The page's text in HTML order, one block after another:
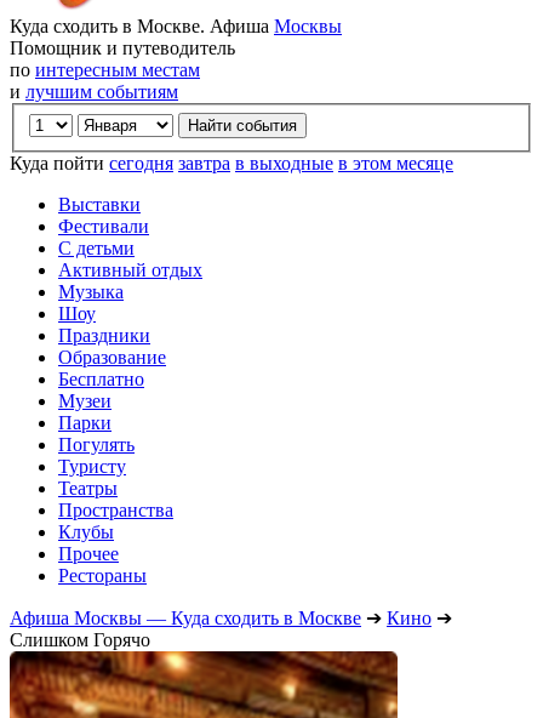
Куда сходить в Москве. Афиша Москвы
Помощник и путеводитель
по интересным местам
и лучшим событиям
Куда пойти сегодня завтра в выходные в этом месяце
Выставки
Фестивали
С детьми
Активный отдых
Музыка
Шоу
Праздники
Образование
Бесплатно
Музеи
Парки
Погулять
Туристу
Театры
Пространства
Клубы
Прочее
Рестораны
Афиша Москвы — Куда сходить в Москве ➔ Кино ➔
Слишком Горячо